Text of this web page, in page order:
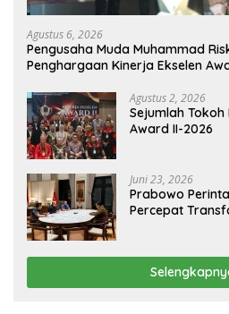
Agustus 6, 2026
Pengusaha Muda Muhammad
Penghargaan Kinerja Ekselen
Agustus 2, 2026
Sejumlah Tokoh
Award II-2026
Juni 23, 2026
Prabowo
Percepat